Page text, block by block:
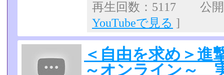
再生回数：5117 公
YouTubeで見る ]
＜自由を求め＞
～オンライン～